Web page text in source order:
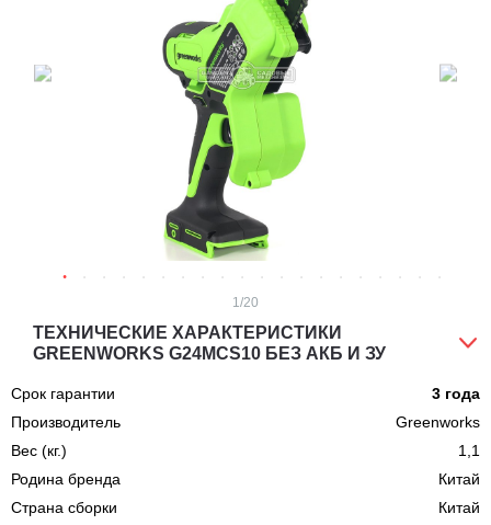
1 /20
ТЕХНИЧЕСКИЕ ХАРАКТЕРИСТИКИ
GREENWORKS G24MCS10 БЕЗ АКБ И ЗУ
Срок гарантии
3 года
Производитель
Greenworks
Вес (кг.)
1,1
Родина бренда
Китай
Страна сборки
Китай